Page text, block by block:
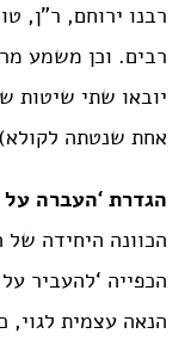
רבנו ירוחם, ר”ן,
רבים. וכן משמע
יובאו שתי שיטות
אחת שנטתה
הגדרת ‘העברה על
הכוונה היחידה
הכפייה ‘להעביר
הנאה עצמית לגוי,